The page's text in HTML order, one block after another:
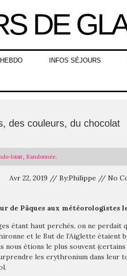
INFOS SÉJOURS
des couleurs, du chocolat
loisir, Randonnée.
Avr 22, 2019 // By:Philippe // No
de Pâques aux
étant haut perchés, on ne perdait
et le But de l’Aiglette étaient
nous étions le plus souvent
les erythronium dans leur